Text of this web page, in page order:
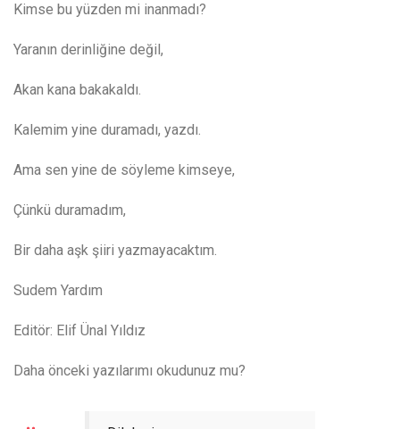
Kimse bu yüzden mi inanmadı?
Yaranın derinliğine değil,
Akan kana bakakaldı.
Kalemim yine duramadı, yazdı.
Ama sen yine de söyleme kimseye,
Çünkü duramadım,
Bir daha aşk şiiri yazmayacaktım.
Sudem Yardım
Editör: Elif Ünal Yıldız
Daha önceki yazılarımı okudunuz mu?